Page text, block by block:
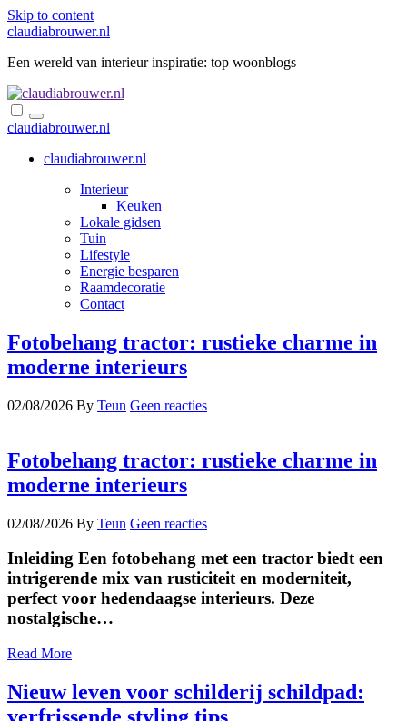
Skip to content
claudiabrouwer.nl
Een wereld van interieur inspiratie: top woonblogs
claudiabrouwer.nl
claudiabrouwer.nl
Interieur
Keuken
Lokale gidsen
Tuin
Lifestyle
Energie besparen
Raamdecoratie
Contact
Fotobehang tractor: rustieke charme in
moderne interieurs
02/08/2026 By Teun Geen reacties
Fotobehang tractor: rustieke charme in
moderne interieurs
02/08/2026 By Teun Geen reacties
Inleiding Een fotobehang met een tractor biedt een
intrigerende mix van rusticiteit en moderniteit,
perfect voor hedendaagse interieurs. Deze
nostalgische…
Read More
Nieuw leven voor schilderij schildpad: